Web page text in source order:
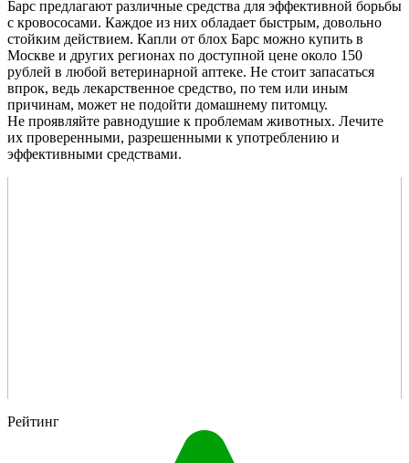
Барс предлагают различные средства для эффективной борьбы
с кровососами. Каждое из них обладает быстрым, довольно
стойким действием. Капли от блох Барс можно купить в
Москве и других регионах по доступной цене около 150
рублей в любой ветеринарной аптеке. Не стоит запасаться
впрок, ведь лекарственное средство, по тем или иным
причинам, может не подойти домашнему питомцу.
Не проявляйте равнодушие к проблемам животных. Лечите
их проверенными, разрешенными к употреблению и
эффективными средствами.
Рейтинг